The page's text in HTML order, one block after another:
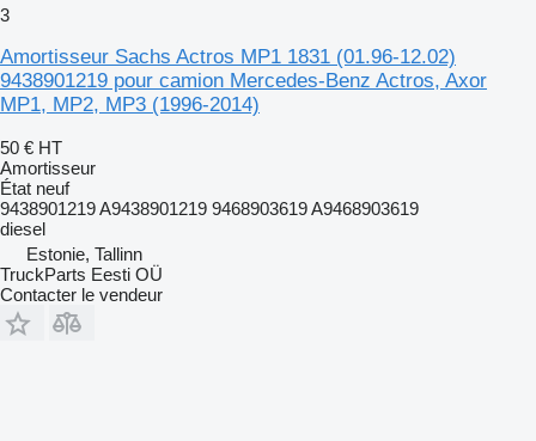
3
Amortisseur Sachs Actros MP1 1831 (01.96-12.02)
9438901219 pour camion Mercedes-Benz Actros, Axor
MP1, MP2, MP3 (1996-2014)
50 € HT
Amortisseur
État neuf
9438901219 A9438901219 9468903619 A9468903619
diesel
Estonie, Tallinn
TruckParts Eesti OÜ
Contacter le vendeur